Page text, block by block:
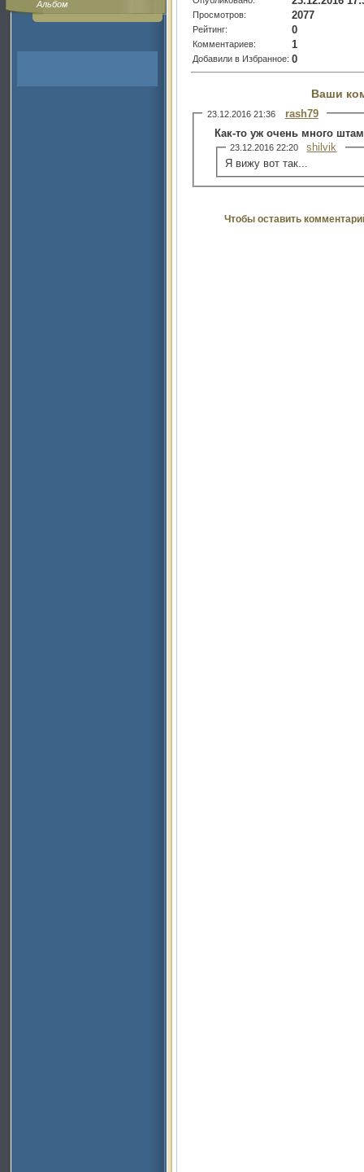
Альбом
Просмотров: 2077
Рейтинг: 0
Комментариев: 1
Добавили в Избранное: 0
Ваши
23.12.2016 21:36
rash79
Как-то уж очень много
23.12.2016 22:20
shilvik
Я вижу вот так...
Чтобы оставить